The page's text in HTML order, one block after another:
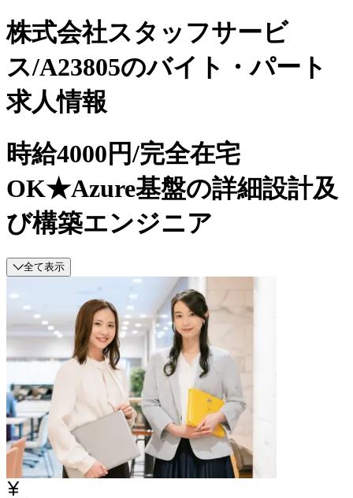
株式会社スタッフサービ
ス/A23805のバイト・パート
求人情報
時給4000円/完全在宅
OK★Azure基盤の詳細設計及
び構築エンジニア
全て表示